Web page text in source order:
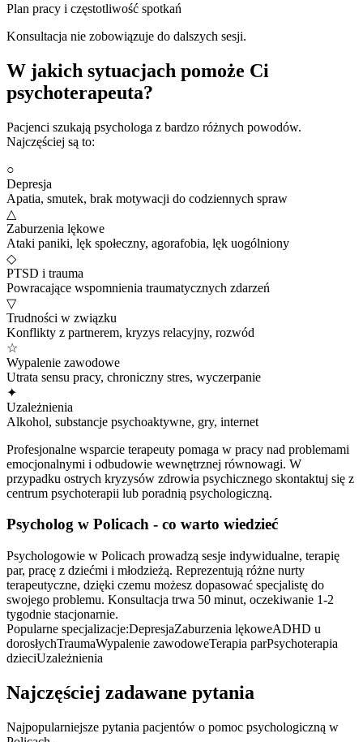
Plan pracy i częstotliwość spotkań
Konsultacja nie zobowiązuje do dalszych sesji.
W jakich sytuacjach pomoże Ci
psychoterapeuta?
Pacjenci szukają psychologa z bardzo różnych powodów.
Najczęściej są to:
○
Depresja
Apatia, smutek, brak motywacji do codziennych spraw
△
Zaburzenia lękowe
Ataki paniki, lęk społeczny, agorafobia, lęk uogólniony
◇
PTSD i trauma
Powracające wspomnienia traumatycznych zdarzeń
▽
Trudności w związku
Konflikty z partnerem, kryzys relacyjny, rozwód
☆
Wypalenie zawodowe
Utrata sensu pracy, chroniczny stres, wyczerpanie
✦
Uzależnienia
Alkohol, substancje psychoaktywne, gry, internet
Profesjonalne wsparcie terapeuty pomaga w pracy nad problemami
emocjonalnymi i odbudowie wewnętrznej równowagi. W
przypadku ostrych kryzysów zdrowia psychicznego skontaktuj się z
centrum psychoterapii lub poradnią psychologiczną.
Psycholog w Policach - co warto wiedzieć
Psychologowie w Policach prowadzą sesje indywidualne, terapię
par, pracę z dziećmi i młodzieżą. Reprezentują różne nurty
terapeutyczne, dzięki czemu możesz dopasować specjalistę do
swojego problemu. Konsultacja trwa 50 minut, oczekiwanie 1-2
tygodnie stacjonarnie.
Popularne specjalizacje:DepresjaZaburzenia lękoweADHD u
dorosłychTraumaWypalenie zawodoweTerapia parPsychoterapia
dzieciUzależnienia
Najczęściej zadawane pytania
Najpopularniejsze pytania pacjentów o pomoc psychologiczną w